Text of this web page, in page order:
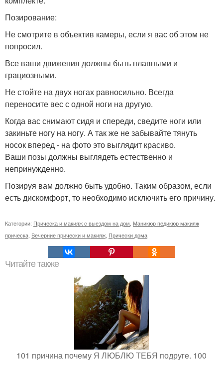
Позирование:
Не смотрите в объектив камеры, если я вас об этом не
попросил.
Все ваши движения должны быть плавными и
грациозными.
Не стойте на двух ногах равносильно. Всегда
переносите вес с одной ноги на другую.
Когда вас снимают сидя и спереди, сведите ноги или
закиньте ногу на ногу. А так же не забывайте тянуть
носок вперед - на фото это выглядит красиво.
Ваши позы должны выглядеть естественно и
непринужденно.
Позируя вам должно быть удобно. Таким образом, если
есть дискомфорт, то необходимо исключить его причину.
Категории: Прическа и макияж с выездом на дом Маникюр педикюр макияж
прическа Вечерние прически и макияж Прически дома
Читайте также
101 причина почему Я ЛЮБЛЮ ТЕБЯ подруге. 100